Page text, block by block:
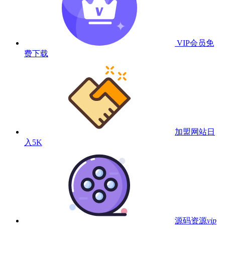
VIP会员免
费下载
加盟网站日
入5K
源码资源vip